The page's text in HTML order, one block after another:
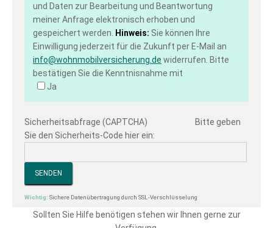
und Daten zur Bearbeitung und Beantwortung
meiner Anfrage elektronisch erhoben und
gespeichert werden. Hinweis: Sie können Ihre
Einwilligung jederzeit für die Zukunft per E-Mail an
info@wohnmobilversicherung.de widerrufen. Bitte
bestätigen Sie die Kenntnisnahme mit
Ja
Sicherheitsabfrage (CAPTCHA)
Bitte geben
Sie den Sicherheits-Code hier ein:
Sichere Datenübertragung durch SSL-Verschlüsselung
Sollten Sie Hilfe benötigen stehen wir Ihnen gerne zur